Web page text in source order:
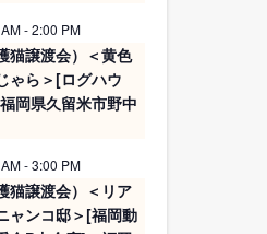
-2:00 PM
猫譲渡会）＜黄色
ゃら＞[ログハウ
岡県久留米市野中
-3:00 PM
猫譲渡会）＜リア
ャンコ邸＞[福岡動